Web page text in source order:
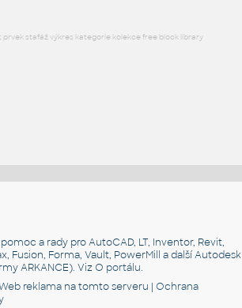
stafáž výkres kategorie kolekce free block library
a rady pro AutoCAD, LT, Inventor, Revit,
Fusion, Forma, Vault, PowerMill a další Autodesk
ARKANCE). VizO portálu.
reklama na tomto serveru |Ochrana